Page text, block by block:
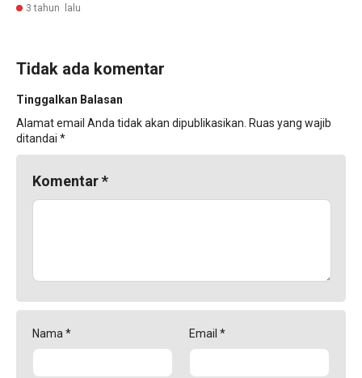
3 tahun lalu
Tidak ada komentar
Tinggalkan Balasan
Alamat email Anda tidak akan dipublikasikan. Ruas yang wajib
ditandai *
Komentar*
Nama * Email *